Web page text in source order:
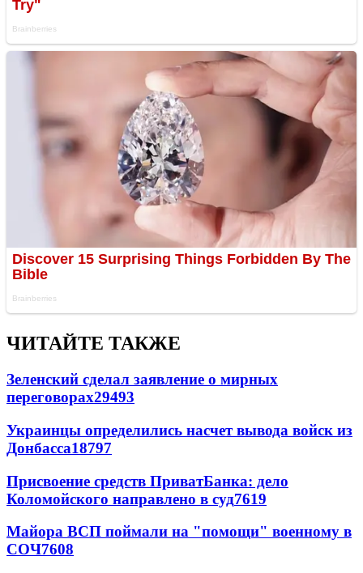
ЧИТАЙТЕ ТАКЖЕ
Зеленский сделал заявление о мирных
переговорах29493
Украинцы определились насчет вывода войск из
Донбасса18797
Присвоение средств ПриватБанка: дело
Коломойского направлено в суд7619
Майора ВСП поймали на "помощи" военному в
СОЧ7608